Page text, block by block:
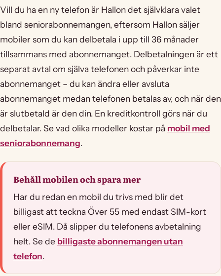
Vill du ha en ny telefon är Hallon det självklara valet
bland seniorabonnemangen, eftersom Hallon säljer
mobiler som du kan delbetala i upp till 36 månader
tillsammans med abonnemanget. Delbetalningen är ett
separat avtal om själva telefonen och påverkar inte
abonnemanget – du kan ändra eller avsluta
abonnemanget medan telefonen betalas av, och när den
är slutbetald är den din. En kreditkontroll görs när du
delbetalar. Se vad olika modeller kostar på mobil med
seniorabonnemang.
Behåll mobilen och spara mer
Har du redan en mobil du trivs med blir det
billigast att teckna Över 55 med endast SIM-kort
eller eSIM. Då slipper du telefonens avbetalning
helt. Se de billigaste abonnemangen utan
telefon.